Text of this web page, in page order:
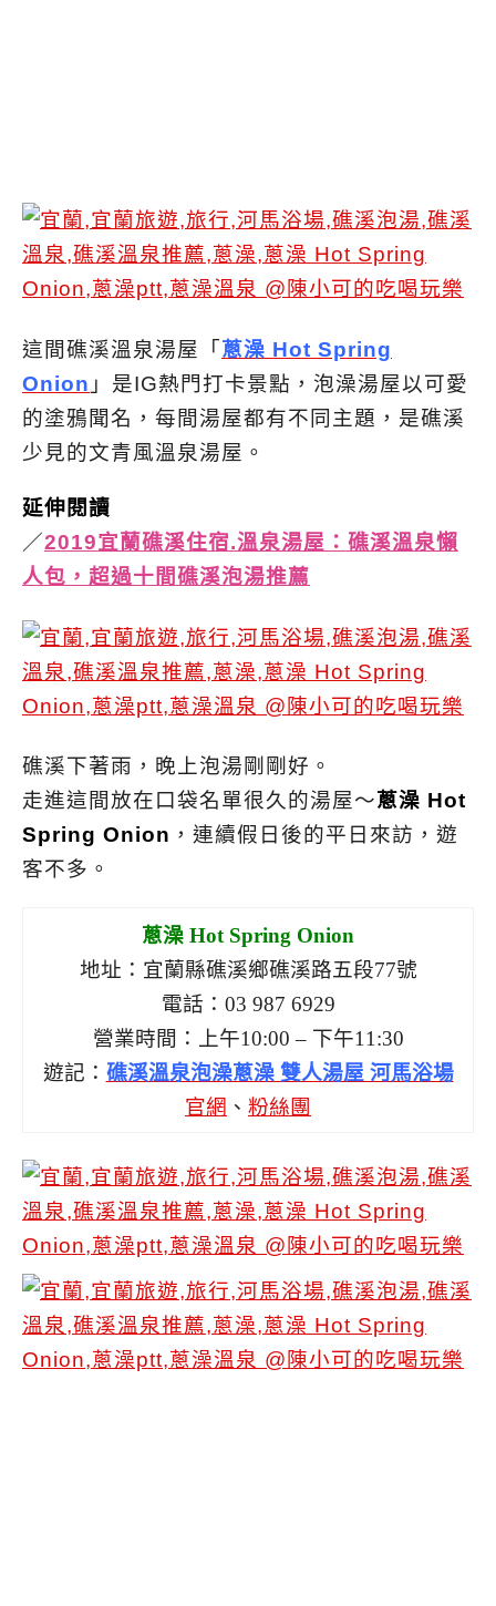
這間礁溪溫泉湯屋「 蔥澡 Hot Spring
Onion 」是IG熱門打卡景點，泡澡湯屋以可愛
的塗鴉聞名，每間湯屋都有不同主題，是礁溪
少見的文青風溫泉湯屋。
延伸閱讀
／2019宜蘭礁溪住宿.溫泉湯屋：礁溪溫泉懶
人包，超過十間礁溪泡湯推薦
礁溪下著雨，晚上泡湯剛剛好。
走進這間放在口袋名單很久的湯屋～蔥澡 Hot
Spring Onion ，連續假日後的平日來訪，遊
客不多。
蔥澡 Hot Spring Onion
地址：宜蘭縣礁溪鄉礁溪路五段77號
電話：03 987 6929
營業時間：上午10:00 – 下午11:30
遊記： 礁溪溫泉泡澡蔥澡 雙人湯屋 河馬浴場
官網 、 粉絲團